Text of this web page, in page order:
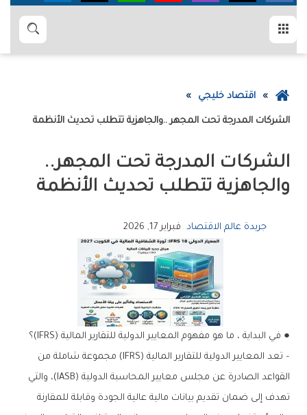
بحث
عودة
الرئيسية
اقتصاد خليجي
الشركات‭ ‬المدرجة‭ ‬تحت‭ ‬المجهر‭.. ‬والجاهزية‭ ‬تتطلب‭ ‬تحديث‭ ‬الأنظمة
الشركات‭ ‬المدرجة‭ ‬تحت‭ ‬المجهر‭..
‬والجاهزية‭ ‬تتطلب‭ ‬تحديث‭ ‬الأنظمة
جريدة عالم الاقتصاد فبراير 17, 2026
● في البداية ، ما هو مفهوم المعايير الدولية للتقارير المالية (IFRS)؟
– تعد المعايير الدولية للتقارير المالية (IFRS) مجموعة شاملة من
القواعد الصادرة عن مجلس معايير المحاسبة الدولية (IASB)، والتي
تهدف إلى ضمان تقديم بيانات مالية عالية الجودة وقابلة للمقارنة